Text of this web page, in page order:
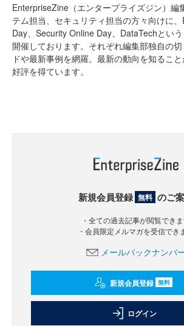
EnterpriseZine（エンタープライズジン）編
テム担当、セキュリティ担当の方々向けに
Day、Security Online Day、DataTechとい
開催しております。それぞれ編集部独自の
ドや最新事例を網羅。最新の動向を知ること
好評を得ています。
新規会員登録 無料 のご
・全ての過去記事が閲覧でき
・会員限定メルマガを受信でき
メールバックナンバ
新規会員登録 無料
ログイン